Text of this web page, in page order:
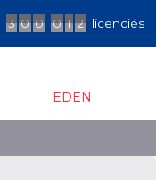
3 0 0 0 1 2 licenciés
EDEN